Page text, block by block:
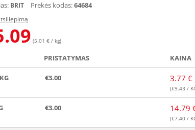
BRIT Prekės kodas:64684
(5.01 € / kg)
PRISTATYMAS KAINA
€3.00 3.77 €
(€9.43 /
€3.00 14.79
(€7.40/